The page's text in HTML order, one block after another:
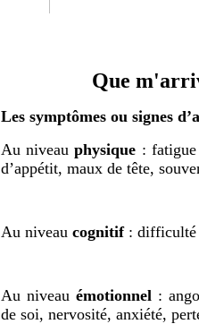
Que
Les symptômes ou signes
Au niveauphysique :
d’appétit, maux de tête,
Au niveau cognitif : difficulté
Au niveau émotionnel :
de soi, nervosité, anxiété,